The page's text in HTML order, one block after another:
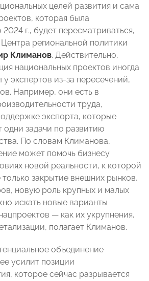
целей развития и сама
которая была
г., будет пересматриваться,
региональной политики
Климанов. Действительно,
национальных проектов иногда
экспертов из-за пересечений,
Например, они есть в
труда,
экспорта, которые
одни задачи по развитию
По словам Климанова,
может помочь бизнесу
новой реальности, к которой
закрытие внешних рынков,
новую роль крупных и малых
искать новые варианты
— как их укрупнения,
полагает Климанов.
объединение
усилит позиции
которое сейчас разрывается